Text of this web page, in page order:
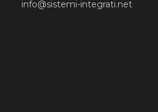
info@sistemi-integrati.net